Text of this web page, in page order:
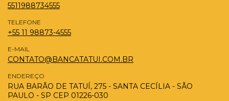
5511988734555
TELEFONE
+55 11 98873-4555
E-MAIL
CONTATO@BANCATATUI.COM.BR
ENDEREÇO
RUA BARÃO DE TATUÍ, 275 - SANTA CECÍLIA - SÃO
PAULO - SP CEP 01226-030